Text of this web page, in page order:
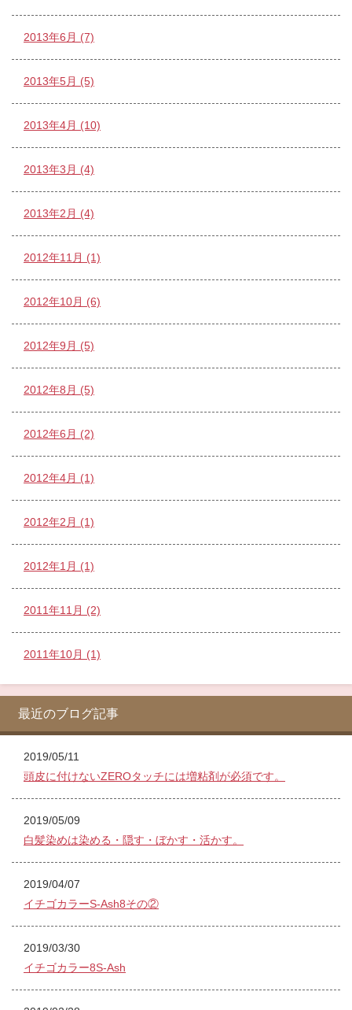
2013年6月 (7)
2013年5月 (5)
2013年4月 (10)
2013年3月 (4)
2013年2月 (4)
2012年11月 (1)
2012年10月 (6)
2012年9月 (5)
2012年8月 (5)
2012年6月 (2)
2012年4月 (1)
2012年2月 (1)
2012年1月 (1)
2011年11月 (2)
2011年10月 (1)
最近のブログ記事
2019/05/11
頭皮に付けないZEROタッチには増粘剤が必須です。
2019/05/09
白髪染めは染める・隠す・ぼかす・活かす。
2019/04/07
イチゴカラーS-Ash8その②
2019/03/30
イチゴカラー8S-Ash